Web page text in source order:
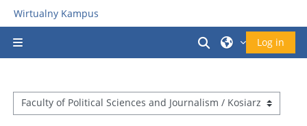
Preskoči na glavno vsebino
Wirtualny Kampus
Preklopi iskalni
Log in
Kategorije predmetov